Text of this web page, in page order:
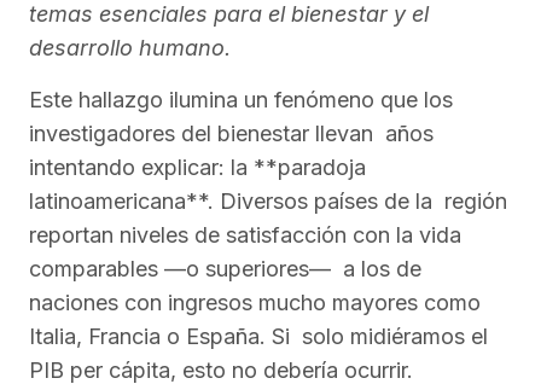
temas esenciales para el bienestar y el
desarrollo humano.
Este hallazgo ilumina un fenómeno que los
investigadores del bienestar llevan años
intentando explicar: la **paradoja
latinoamericana**. Diversos países de la región
reportan niveles de satisfacción con la vida
comparables —o superiores— a los de
naciones con ingresos mucho mayores como
Italia, Francia o España. Si solo midiéramos el
PIB per cápita, esto no debería ocurrir.